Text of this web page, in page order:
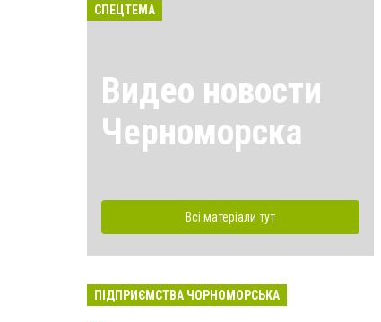
СПЕЦТЕМА
Видео новости
Черноморска
Всі матеріали тут
ПІДПРИЄМСТВА ЧОРНОМОРСЬКА